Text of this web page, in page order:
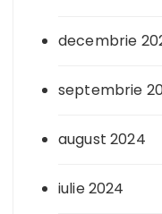
decembrie
septembrie
august 2024
iulie 2024